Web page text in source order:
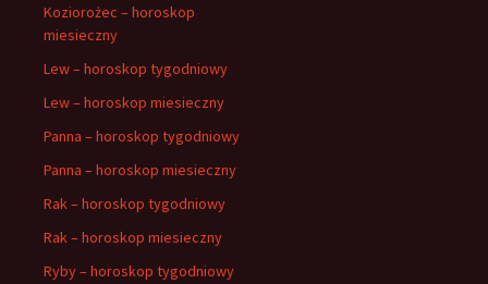
Koziorożec – horoskop
miesieczny
Lew – horoskop tygodniowy
Lew – horoskop miesieczny
Panna – horoskop tygodniowy
Panna – horoskop miesieczny
Rak – horoskop tygodniowy
Rak – horoskop miesieczny
Ryby – horoskop tygodniowy